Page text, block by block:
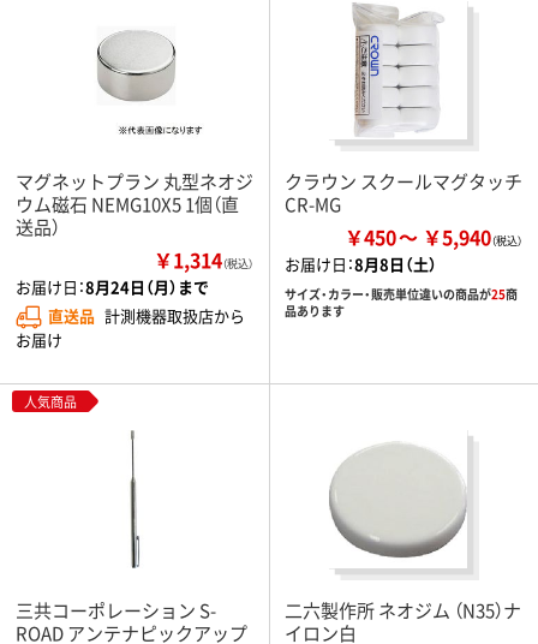
マグネットプラン 丸型ネオジ
ウム磁石 NEMG10X5 1個（直
送品）
￥1,314（税込）
お届け日：8月24日（月）まで
直送品 計測機器取扱店から
お届け
クラウン スクールマグタッチ
CR-MG
￥450 ￥5,940
お届け日：8月8日（土）
サイズ・カラー・販売単位違いの商品が25商
品あります
人気商品
三共コーポレーション S-
ROAD アンテナピックアップ
二六製作所 ネオジム （N35）ナ
イロン白